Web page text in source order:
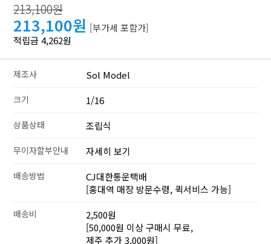
213,100원
213,100원 [부가세 포함가]
적립금 4,262원
제조사 Sol Model
크기 1/16
상품상태 조립식
무이자할부안내 자세히 보기
배송방법
CJ대한통운택배
[홍대역 매장 방문수령, 퀵서비스 가능]
배송비
2,500원
[50,000원 이상 구매시 무료,
제주 추가 3,000원]